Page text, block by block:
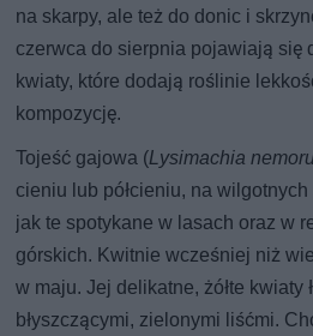
na skarpy, ale też do donic i
czerwca do sierpnia pojawiają się
kwiaty, które dodają roślinie
kompozycję.
Tojeść gajowa (Lysimachia
cieniu lub półcieniu, na
jak te spotykane w lasach oraz w
górskich. Kwitnie wcześniej niż
w maju. Jej delikatne, żółte kwiaty
błyszczącymi, zielonymi liśćmi.